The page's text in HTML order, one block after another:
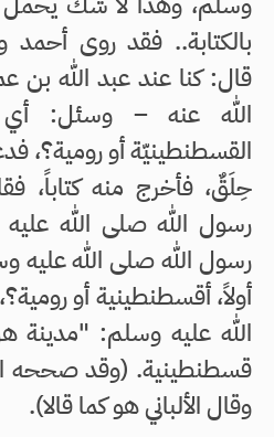
بالكتابة.. فقد روى
قال: كنا عند عبد الله
الله عنه – وسئل: أي
القسطنطينيّة أو رومية؟،
حِلَقٌ، فأخرج منه كتاباً،
رسول الله صلى الله
رسول الله صلى الله عليه
أولاً، أقسطنطينية أو
الله عليه وسلم: "مدينة
قسطنطينية. (وقد صححه
وقال الألباني هو كما قالا).